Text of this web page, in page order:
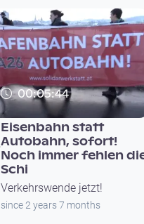
00:05:44
Eisenbahn statt
Autobahn, sofort!
Noch immer fehlen
Schi
Verkehrswende jetzt!
since 2 years 7 months